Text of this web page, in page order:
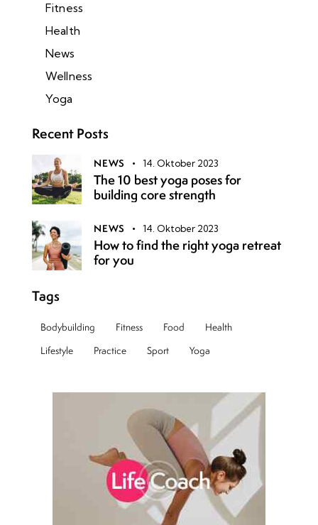
Fitness
Health
News
Wellness
Yoga
Recent Posts
NEWS 14. Oktober 2023
The 10 best yoga poses for
building core strength
NEWS 14. Oktober 2023
How to find the right yoga retreat
for you
Tags
Bodybuilding Fitness Food
Health
Lifestyle
Practice Sport Yoga